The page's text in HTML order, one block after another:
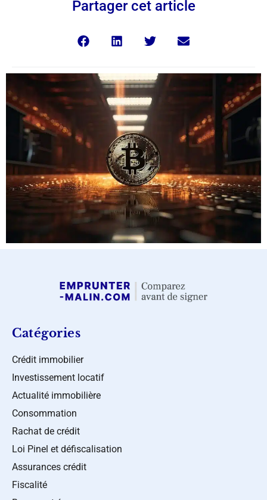
Partager cet article
Catégories
Crédit immobilier
Investissement locatif
Actualité immobilière
Consommation
Rachat de crédit
Loi Pinel et défiscalisation
Assurances crédit
Fiscalité